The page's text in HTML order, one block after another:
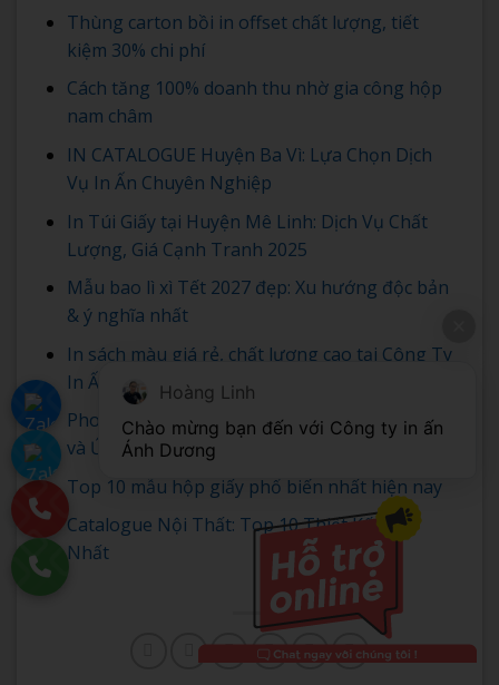
Thùng carton bồi in offset chất lượng, tiết
kiệm 30% chi phí
Cách tăng 100% doanh thu nhờ gia công hộp
nam châm
IN CATALOGUE Huyện Ba Vì: Lựa Chọn Dịch
Vụ In Ấn Chuyên Nghiệp
In Túi Giấy tại Huyện Mê Linh: Dịch Vụ Chất
Lượng, Giá Cạnh Tranh 2025
Mẫu bao lì xì Tết 2027 đẹp: Xu hướng độc bản
& ý nghĩa nhất
In sách màu giá rẻ, chất lượng cao tại Công Ty
In Ấn Ánh Dương
Phong Bì A5: Thông Tin Chi Tiết, Kích Thước
và Ứng Dụng
Top 10 mẫu hộp giấy phổ biến nhất hiện nay
Catalogue Nội Thất: Top 10 Thiết Kế Đẹp
Nhất
Hoàng Linh
Chào mừng bạn đến với Công ty in ấn
Ánh Dương